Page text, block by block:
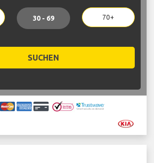
30 - 69 70+
SUCHEN